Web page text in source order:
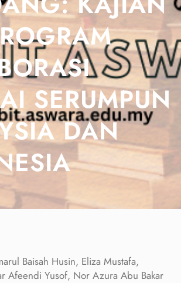
SERUMPUN
DAN
Baisah Husin, Eliza Mustafa,
Afeendi Yusof, Nor Azura Abu Bakar